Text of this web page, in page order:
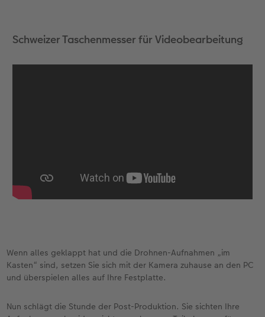
Schweizer Taschenmesser für Videobearbeitung
Wenn alles geklappt hat und die Drohnen-Aufnahmen „im
Kasten“ sind, setzen Sie sich mit der Kamera zuhause an den PC
und überspielen alles auf Ihre Festplatte.
Nun schlägt die Stunde der Post-Produktion. Sie sichten Ihre